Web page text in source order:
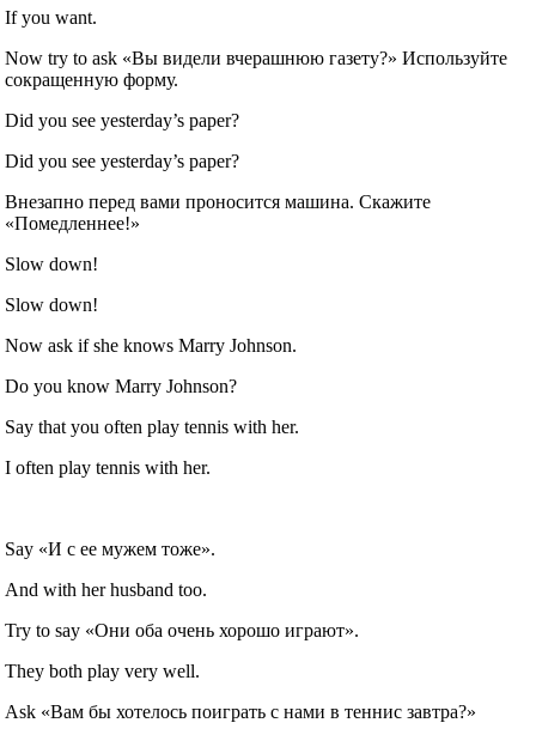
If you want.
Now try to ask «Вы видели вчерашнюю газету?» Используйте
сокращенную форму.
Did you see yesterday’s paper?
Did you see yesterday’s paper?
Внезапно перед вами проносится машина. Скажите
«Помедленнее!»
Slow down!
Slow down!
Now ask if she knows Marry Johnson.
Do you know Marry Johnson?
Say that you often play tennis with her.
I often play tennis with her.
Say «И с ее мужем тоже».
And with her husband too.
Try to say «Они оба очень хорошо играют».
They both play very well.
Ask «Вам бы хотелось поиграть с нами в теннис завтра?»